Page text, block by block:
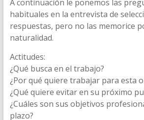
A continuación le ponemos las
habituales en la entrevista de
respuestas, pero no las memorice
naturalidad.
Actitudes:
¿Qué busca en el trabajo?
¿Por qué quiere trabajar para esta
¿Qué quiere evitar en su próximo
¿Cuáles son sus objetivos
plazo?